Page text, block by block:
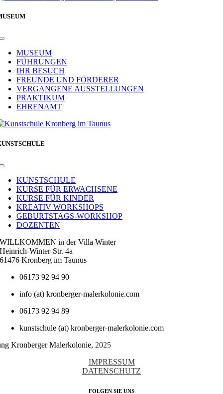
Toggle
NavigationMUSEUM
FÜHRUNGEN
IHR BESUCH
FREUNDE UND FÖRDERER
VERGANGENE AUSSTELLUNGEN
PRAKTIKUM
EHRENAMT
Toggle
NavigationKUNSTSCHULE
KURSE FÜR ERWACHSENE
KURSE FÜR KINDER
KREATIV WORKSHOPS
GEBURTSTAGS-WORKSHOP
DOZENTEN
WILLKOMMEN in der Villa Winter
Heinrich-Winter-Str. 4a
61476 Kronberg im Taunus
06173 92 94 90
info (at) kronberger-malerkolonie.com
06173 92 94 89
kunstschule (at) kronberger-malerkolonie.com
Kronberger Malerkolonie, 2025
IMPRESSUM
DATENSCHUTZ
FOLGEN SIE UNS